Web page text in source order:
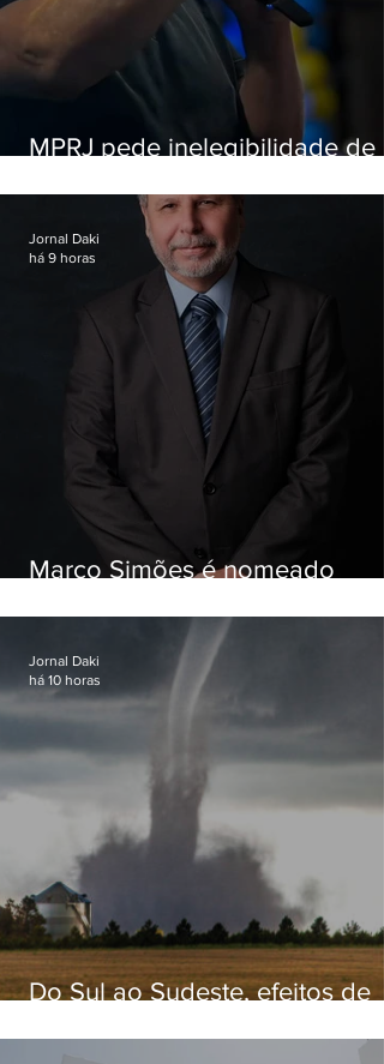
MPRJ pede inelegibilidade de
Marco Simões é nomeado
Jornal Daki
há 9 horas
Do Sul ao Sudeste, efeitos de
apreensão na população
Jornal Daki
há 10 horas